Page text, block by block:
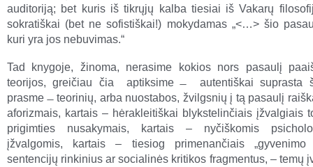
auditoriją; bet kuris iš tikrųjų kalba tiesiai iš Vakarų
sokratiškai (bet ne sofistiškai!) mokydamas „<…> šio
kuri yra jos nebuvimas.“
Tad knygoje, žinoma, nerasime kokios nors pasaulį
teorijos, greičiau čia aptiksime ̶ autentiškai suprasta
prasme ̶ teorinių, arba nuostabos, žvilgsnių į tą pasaulį
aforizmais, kartais – hėrakleitiškai blykstelinčiais įžvalgiais
prigimties nusakymais, kartais – nyčiškomis
įžvalgomis, kartais – tiesiog primenančiais „gyvenimo
sentencijų rinkinius ar socialinės kritikos fragmentus, – temų